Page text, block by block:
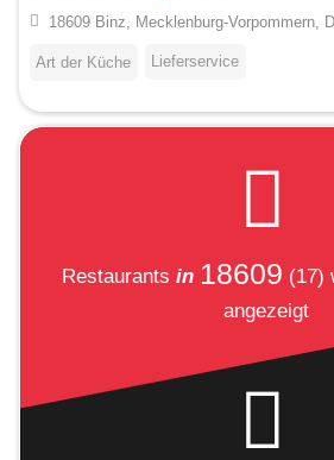
18609 Binz, Mecklenburg-Vorpommern,
Art der Küche Lieferservice
Restaurants in 18609 (17)
angezeigt